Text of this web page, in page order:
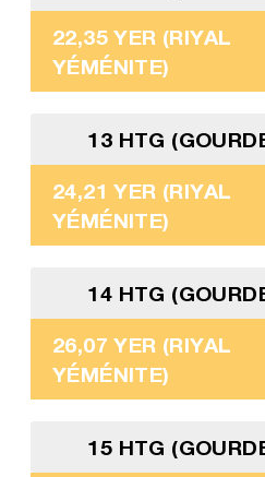
22,35 YER (RIYAL
YÉMÉNITE)
13 HTG
24,21 YER (RIYAL
YÉMÉNITE)
14 HTG
26,07 YER (RIYAL
YÉMÉNITE)
15 HTG